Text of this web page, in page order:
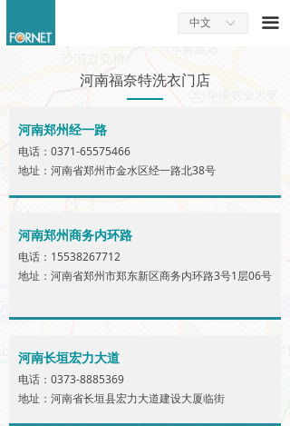
ꀅ
中文 끀
河南福奈特洗衣门店
河南郑州经一路
电话：0371-65575466
地址：河南省郑州市金水区经一路北38号
河南郑州商务内环路
电话：15538267712
地址：河南省郑州市郑东新区商务内环路3号1层06号
河南长垣宏力大道
电话：0373-8885369
地址：河南省长垣县宏力大道建设大厦临街